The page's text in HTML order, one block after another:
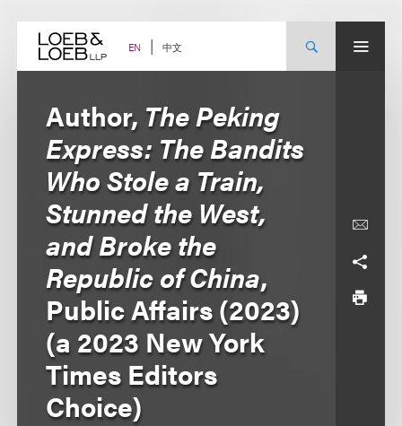
content EN 中文
Author, The Peking
Express: The Bandits
Who Stole a Train,
Stunned the West,
and Broke the
Republic of China,
Public Affairs (2023)
(a 2023 New York
Times Editors
Choice)